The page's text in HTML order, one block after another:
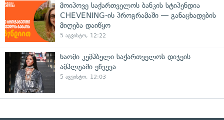
მოიპოვე საქართველოს ბანკის სტიპენდია
CHEVENING-ის პროგრამაში — განაცხადების
მიღება დაიწყო
5 აგვისტო, 12:22
ნაომი კემპბელი საქართველოს დიჯეის
ამპლუაში ეწვევა
5 აგვისტო, 12:03